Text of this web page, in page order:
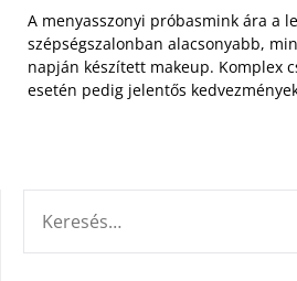
A menyasszonyi próbasmink ára a
szépségszalonban alacsonyabb,
napján készített makeup. Komplex
esetén pedig jelentős